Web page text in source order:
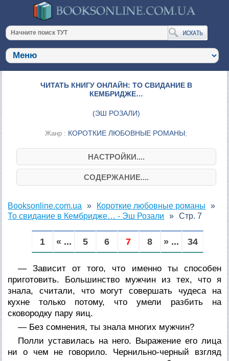
ЧИТАТЬ КНИГУ ОНЛАЙН: ТО СВИДАНИЕ В
КЕМБРИДЖЕ…
(ЭШ РОЗАЛИ)
Жанр : КОРОТКИЕ ЛЮБОВНЫЕ РОМАНЫ;
НАСТРОЙКИ....
СОДЕРЖАНИЕ....
Booksonline.com.ua
Короткие любовные романы
То свидание в Кембридже… - Эш Розали
Стр. 7
1 « ... 5 6 7 8 » ... 34
— Зависит от того, что именно ты способен
приготовить. Большинство мужчин из тех, что я
знала, считали, что могут совершать чудеса на
кухне только потому, что умели разбить на
сковородку пару яиц.
— Без сомнения, ты знала многих мужчин?
Полли уставилась на него. Выражение его лица
ни о чем не говорило. Чернильно-черный взгляд